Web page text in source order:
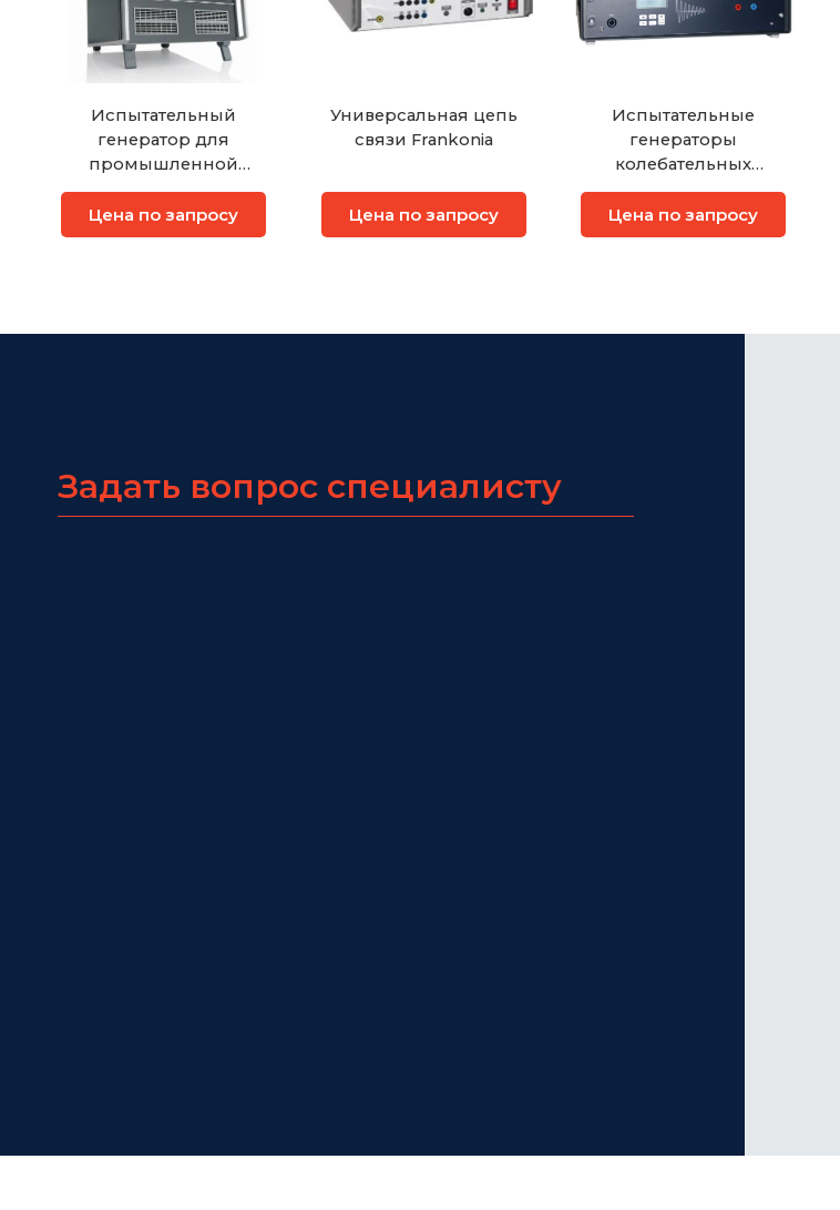
Испытательный
генератор для
промышленной
электроники EM TEST
UCS 500N7
Цена по запросу
Универсальная цепь
связи Frankonia
Цена по запросу
Испытательные
генераторы
колебательных
затухающих помех
Цена по запросу
Задать вопрос специалисту